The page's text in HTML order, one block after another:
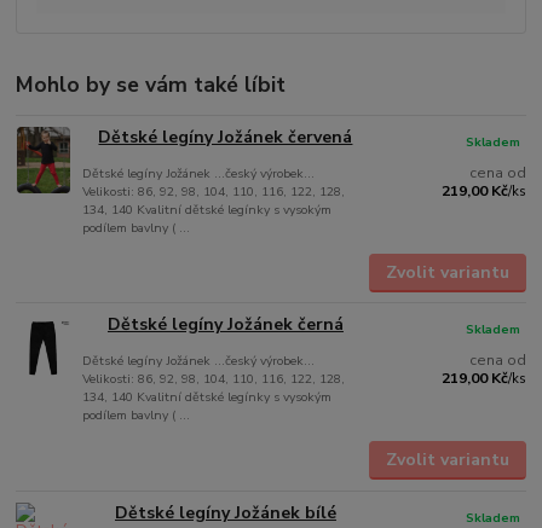
Mohlo by se vám také líbit
Dětské legíny Jožánek červená
Dětské legíny Jožánek ...český výrobek...
Velikosti: 86, 92, 98, 104, 110, 116, 122, 128,
134, 140 Kvalitní dětské legínky s vysokým
podílem bavlny ( ...
cena od
219,00 Kč/ks
Skladem
Zvolit variantu
Dětské legíny Jožánek černá
Dětské legíny Jožánek ...český výrobek...
Velikosti: 86, 92, 98, 104, 110, 116, 122, 128,
134, 140 Kvalitní dětské legínky s vysokým
podílem bavlny ( ...
cena od
219,00 Kč/ks
Skladem
Zvolit variantu
Dětské legíny Jožánek bílé Skladem